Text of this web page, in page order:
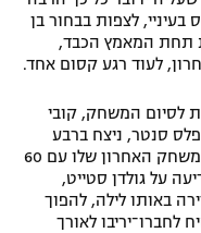
לצפות בבחור בן
תחת המאמץ הכבד,
לעוד רגע קסום אחד.
10, שלוש דקות לסיום המשחק, קובי
סנטר, ניצח ברבע
האחרון 21:23 את יוטה ג'אז וסיים את המשחק האחרון שלו עם 60
על גולדן סטייט,
באותו לילה, להפוך
לחברו־יריבו לאורך